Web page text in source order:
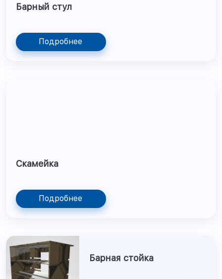
Барный стул
Подробнее
Скамейка
Подробнее
Барная стойка